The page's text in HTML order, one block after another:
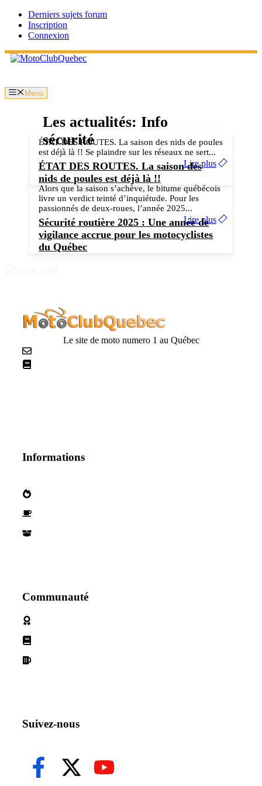
Aller
contenu
Derniers sujets forum
Inscription
Connexion
Menu
Les actualités: Info
sécurité
ÉTAT DES ROUTES. La saison des nids de poules
est déjà là !! Se plaindre sur les réseaux ne sert...
Lire plus
ÉTAT DES ROUTES. La saison des
nids de poules est déjà là !!
Alors que la saison s’achève, le bitume québécois
livre un verdict teinté d’inquiétude. Pour les
passionnés de deux-roues, l’année 2025...
Lire plus
Sécurité routière 2025 : Une année de
vigilance accrue pour les motocyclistes
du Québec
Le site de moto numero 1 au Québec
Informations
Communauté
Suivez-nous